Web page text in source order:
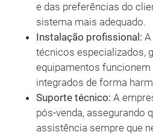
e das preferências do
sistema mais adequado.
Instalação profissional:
técnicos especializados,
equipamentos
integrados de forma
Suporte técnico: A
pós-venda, assegurando
assistência sempre que